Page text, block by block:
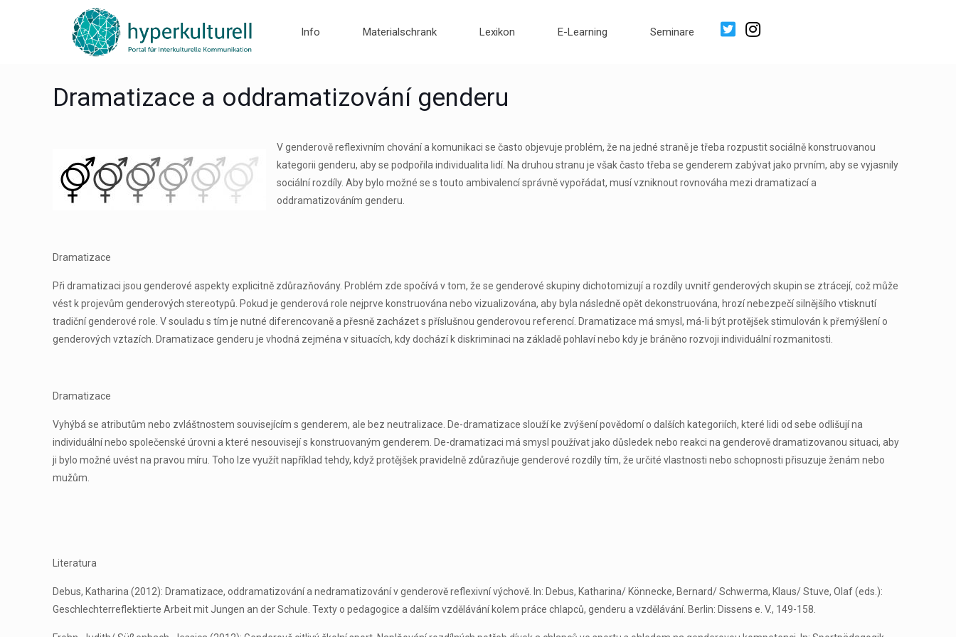
Info Materialschrank Lexikon E-Learning Seminare
Dramatizace a oddramatizování genderu
V genderově reflexivním chování a komunikaci se často objevuje problém, že na jedné straně je třeba rozpustit sociálně konstruovanou
kategorii genderu, aby se podpořila individualita lidí. Na druhou stranu je však často třeba se genderem zabývat jako prvním, aby se vyjasnily
sociální rozdíly. Aby bylo možné se s touto ambivalencí správně vypořádat, musí vzniknout rovnováha mezi dramatizací a
oddramatizováním genderu.
Dramatizace
Při dramatizaci jsou genderové aspekty explicitně zdůrazňovány. Problém zde spočívá v tom, že se genderové skupiny dichotomizují a rozdíly uvnitř genderových skupin se ztrácejí, což může
vést k projevům genderových stereotypů. Pokud je genderová role nejprve konstruována nebo vizualizována, aby byla následně opět dekonstruována, hrozí nebezpečí silnějšího vtisknutí
tradiční genderové role. V souladu s tím je nutné diferencovaně a přesně zacházet s příslušnou genderovou referencí. Dramatizace má smysl, má-li být protějšek stimulován k přemýšlení o
genderových vztazích. Dramatizace genderu je vhodná zejména v situacích, kdy dochází k diskriminaci na základě pohlaví nebo kdy je bráněno rozvoji individuální rozmanitosti.
Dramatizace
Vyhýbá se atributům nebo zvláštnostem souvisejícím s genderem, ale bez neutralizace. De-dramatizace slouží ke zvýšení povědomí o dalších kategoriích, které lidi od sebe odlišují na
individuální nebo společenské úrovni a které nesouvisejí s konstruovaným genderem. De-dramatizaci má smysl používat jako důsledek nebo reakci na genderově dramatizovanou situaci, aby
ji bylo možné uvést na pravou míru. Toho lze využít například tehdy, když protějšek pravidelně zdůrazňuje genderové rozdíly tím, že určité vlastnosti nebo schopnosti přisuzuje ženám nebo
mužům.
Literatura
Debus, Katharina (2012): Dramatizace, oddramatizování a nedramatizování v genderově reflexivní výchově. In: Debus, Katharina/ Könnecke, Bernard/ Schwerma, Klaus/ Stuve, Olaf (eds.):
Geschlechterreflektierte Arbeit mit Jungen an der Schule. Texty o pedagogice a dalším vzdělávání kolem práce chlapců, genderu a vzdělávání. Berlin: Dissens e. V., 149-158.